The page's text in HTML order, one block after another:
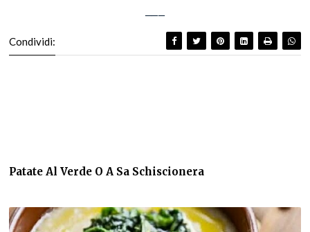
Condividi:
Patate Al Verde O A Sa Schiscionera